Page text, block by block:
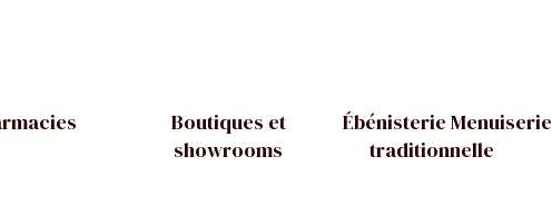
Boutiques et
showrooms
Ébénisterie Menuiserie
traditionnelle